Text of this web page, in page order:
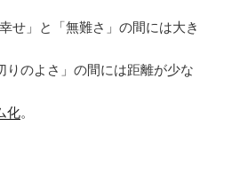
せ」と「無難さ」の間には大き
りのよさ」の間には距離が少な
化。